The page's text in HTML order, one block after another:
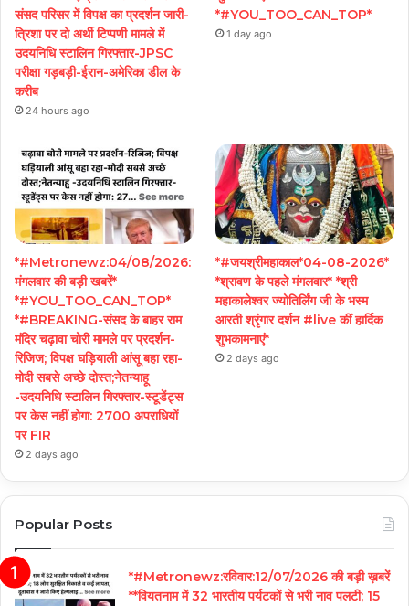
संसद परिसर में विपक्ष का प्रदर्शन जारी-
त्रिशा पर दो अर्थी टिप्पणी मामले में
उदयनिधि स्टालिन गिरफ्तार-JPSC
परीक्षा गड़बड़ी-ईरान-अमेरिका डील के
करीब
24 hours ago
*#YOU_TOO_CAN_TOP*
1 day ago
*#Metronewz:04/08/2026:
मंगलवार की बड़ी खबरें*
*#YOU_TOO_CAN_TOP*
*#BREAKING-संसद के बाहर राम
मंदिर चढ़ावा चोरी मामले पर प्रदर्शन-
रिजिज; विपक्ष घड़ियाली आंसू बहा रहा-
मोदी सबसे अच्छे दोस्त;नेतन्याहू
-उदयनिधि स्टालिन गिरफ्तार-स्टूडेंट्स
पर केस नहीं होगा: 2700 अपराधियों
पर FIR
2 days ago
*#जयश्रीमहाकाल*04-08-2026*
*श्रावण के पहले मंगलवार* *श्री
महाकालेश्वर ज्योतिर्लिंग जी के भस्म
आरती श्रृंगार दर्शन #live कीं हार्दिक
शुभकामनाएं*
2 days ago
Popular Posts
*#Metronewz:रविवार:12/07/2026 की बड़ी ख़बरें
**वियतनाम में 32 भारतीय पर्यटकों से भरी नाव पलटी; 15